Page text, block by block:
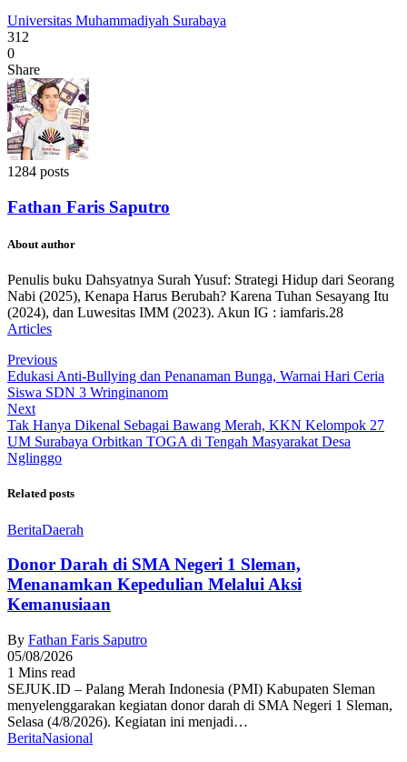
Universitas Muhammadiyah Surabaya
312
0
Share
1284 posts
Fathan Faris Saputro
About author
Penulis buku Dahsyatnya Surah Yusuf: Strategi Hidup dari Seorang
Nabi (2025), Kenapa Harus Berubah? Karena Tuhan Sesayang Itu
(2024), dan Luwesitas IMM (2023). Akun IG : iamfaris.28
Articles
Previous
Edukasi Anti-Bullying dan Penanaman Bunga, Warnai Hari Ceria
Siswa SDN 3 Wringinanom
Next
Tak Hanya Dikenal Sebagai Bawang Merah, KKN Kelompok 27
UM Surabaya Orbitkan TOGA di Tengah Masyarakat Desa
Nglinggo
Related posts
BeritaDaerah
Donor Darah di SMA Negeri 1 Sleman,
Menanamkan Kepedulian Melalui Aksi
Kemanusiaan
By Fathan Faris Saputro
05/08/2026
1 Mins read
SEJUK.ID – Palang Merah Indonesia (PMI) Kabupaten Sleman
menyelenggarakan kegiatan donor darah di SMA Negeri 1 Sleman,
Selasa (4/8/2026). Kegiatan ini menjadi…
BeritaNasional